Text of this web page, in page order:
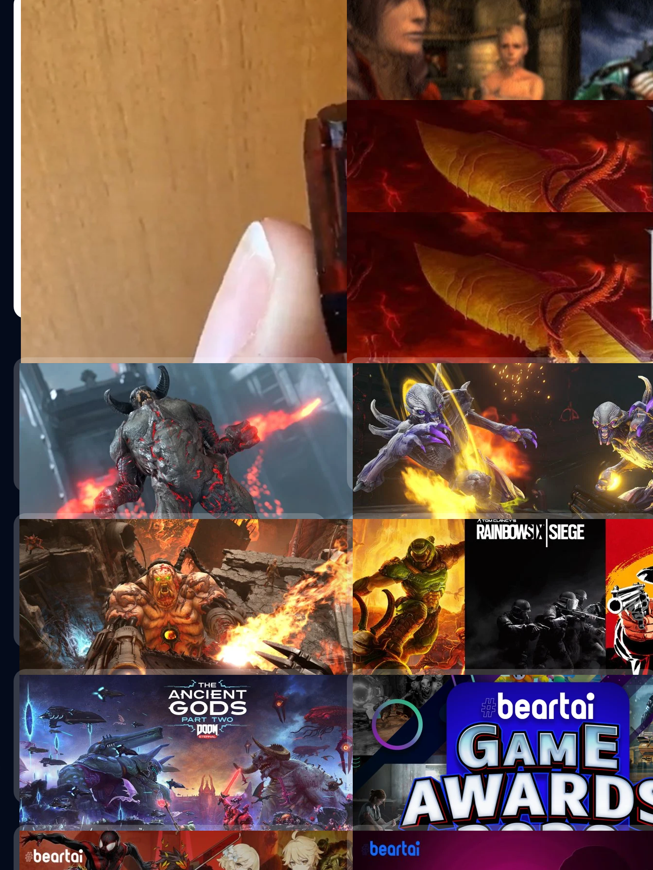
01/03/2023
วงศกร ปฐมชัยวัฒน์
รวมระบบเกมสุดแปลกเกินไปจนไม่ค่อยมีคนทำตาม
ไม่ใช่ไม่มีแต่มีคนเอามาใช้น้อยเพราะมันแปลกเกิน
Wiwat Kerdsomjit | 1347 days ago
Read More
สายสะสมเตรียมเฮเปิดตัว DOOM Eternal แบบตลับเกม
DOOM Eternal แบบตลับเกมสำหรับคอนโซล Nintendo Switch โดยตลับเกม DOOM Eternal จะวางขายใน
ราคา 59.99 เหรียญ
วงศกร ปฐมชัยวัฒน์ | 1522 days ago
เกม DOOM Eternal อัปเดตโหมดใหม่ฟรีบน Switch
DOOM Eternal มีวางจำหน่ายบน Nintendo Switch มานานกว่าหนึ่งปีแล้ว ที่เกมได้รับเสียงวิจารณ์ในแว่บวก
มากมาย และทางค่าย Bethesda ยังคงอัปเดตเนื้อหาใหม่ให้ทั้งแบบฟรี
วงศกร ปฐมชัยวัฒน์ | 1620 days ago
Read More
DOOM Eternal อัปเดตใหม่เพิ่มโหมด Horde
ผู้จัดจำหน่าย Bethesda Softworks และทีมพัฒนา id Software ได้ประกาศว่าจะปล่อยอัปเดตเวอร์ชัน 6.66
ให้กับเกม DOOM Eternal ในวันที่ 26 ตุลาคม 2021 พร้อมทั้งปล่อยตัวอย่างใหม่ออกมาให้ชมกัน อัปเดต
เวอร์ชัน 6.66 ของเกม DOOM Eternal จะเพิ่มโหมด Horde, BATTLEMODE 2.0 พร้อมด่านและรางวัลใหม่,
Master Level และอื่น ๆ DOOM Eternal วางจำหน่ายอย่างเป็นทางการแล้ววันนี้ บนแพลตฟอร์ม
PlayStation 5, Xbox Series X|S, PlayStation 4, Xbox One, Nintendo Switch, Google Stadia และ PC
(Steam และ Bethesda.net) อ้างอิง พิสูจน์อักษร :…
ศุภกร ประเสริฐศิลป์ | 1751 days ago
Read More
20/08/2021
DOOM Eternal เตรียมเปิดให้เล่นเนื้อหาเสริม The Ancient Gods – Part
Two บน Nintendo Switch
ผู้จัดจำหน่าย Bethesda Softworks และทีมพัฒนา id Software ได้ประกาศว่าจะเปิดให้เล่นเนื้อหาเสริม
The Ancient Gods - Part Two ของเกม DOOM Eternal เวอร์ชัน Nintendo Switch ในวันที่ 26 สิงหาคม
2021 The Ancient Gods - Part Two จะมีเรื่องราวเกิดขึ้นหลังจากผู้เล่นปฏิเสธพระเจ้าและปลุกปีศาจ
โบราณให้ตื่นขึ้น ผู้เล่นจะต้องรวบรวมกองทัพ Sentinel, ทำลายป้อมปราการสุดท้ายของนรก และเผชิญหน้า
กับ Dark Lord อ้างอิง พิสูจน์อักษร : สุชยา เกษจำรัส
ศุภกร ประเสริฐศิลป์| 1814 days ago
Read More
03/07/2021
id Software กำลังพัฒนาโหมด Horde แบบผู้เล่นคนเดียวของ DOOM
Eternal
ผู้จัดจำหน่าย Bethesda Softworks และทีมพัฒนา id Software ได้ประกาศว่ากำลังพัฒนาโหมด Horde
แบบผู้เล่นคนเดียวของเกม DOOM Eternal โดย มาร์ตี้ สตราตตัน (Marty Stratton) ผู้อำนวยการสร้างบอก
ว่า เนื่องจากการระบาดครั้งใหญ่ส่งผลกระทบต่อการพัฒนาโหมด Invasion ทีมงานจึงตัดสินใจเปลี่ยนไป
โฟกัสที่โหมด Horde แบบผู้เล่นคนเดียวและ BATTLEMODE แทน นอกจากนี้ id Software ยังบอกว่าจะเปิด
เผยข้อมูลเกี่ยวกับแพตช์ใหม่ของเกม DOOM Eternalในงาน QuakeCon 2021 ซึ่งจะจัดขึ้นในเดือนสิงหาคม
นี้ อ้างอิง พิสูจน์อักษร : สุชยา เกษจำรัส
ศุภกร ประเสริฐศิลป์| 1862 days ago
Read More
02/06/2021
Nvidia ประกาศ 3 เกมใหญ่ที่กำลังจะได้อัพเดต Ray Tracing และ DLSS
หลังจากที่ AMD ได้เปิดตัว FSR (FidelityFX Super Resolution) ออกมาก่อนหน้านี้ ทาง Nvidia ก็ไม่ได้นิ่ง
เฉยได้ทำการเปิดรายชื่อเกมที่จะได้รับการอัปเดตเพิ่ม Ray Tracing และ DLSS (Deep Learning Super
Sampling) ออกมาเพิ่ม 3 เกม เกมแรกคือเกม AAA จาก Rockstar ที่ออกมาล่าสุดอย่าง Red Dead
Redemption 2 ที่จะได้รับอัปเดตเพิ่ม DLSS เพื่อให้ผู้เล่นที่ไม่ได้มีเครื่องคอมพิวเตอร์ที่แรงมากได้รับเฟรม
เรตที่ดีขึ้น เกมที่ 2 คือ Rainbow Six: Siege เกม FPS ชื่อดังจาก Ubisoft ที่จะได้รับอัปเดท DLSS เข้ามา
โดยทั้ง 2 เกมนี้ยังไม่ได้มีระบุวันที่จะออกอัปเดตมา เกมสุดท้ายคือ Doom Eternal ที่จะได้รับอัปเดตทั้ง
DLSS…
ปรมัตถ์ วิไลสุขศรี | 1893 days ago
Read More
18/03/2021
DOOM Eternal เตรียมเปิดให้เล่นเนื้อหาเสริม The Ancient Gods – Part
Two ในวันนี้
ผู้จัดจำหน่าย Bethesda Softworks และทีมพัฒนา id Software ได้ประกาศว่าจะเปิดให้เล่นเนื้อหาเสริม
The Ancient Gods – Part Two ของเกม DOOM Eternal ในวันนี้ (18 มี.ค.) บนแพลตฟอร์ม PlayStation 4,
Xbox One, Google Stadia และ PC ในเนื้อหาเสริม The Ancient Gods – Part Two ผู้เล่นจะต้องรวบรวม
กองทัพ Sentinel, ฝ่าป้อมปราการ และเผชิญหน้ากับ Dark Lord โดยเนื้อหาเสริมนี้จะเพิ่มสถานที่ใหม่ ตั้งแต่
ซากปรักหักพังของฐาน Sentinel ไปจนถึงป้อมปราการสุดท้ายของ Dark Lord รวมถึงเพิ่มศัตรูใหม่อย่าง
Armored Baron, Stone Imp, Cursed Prowler และ…
ศุภกร ประเสริฐศิลป์| 1969 days ago
Read More
30/12/2020
#beartai GAME AWARDS 2020 แบไต๋ขอให้รางวัลเกมแห่งปี 2020 กับเข้า
บ้าง!
2020 เป็นอีกหนึ่งปีที่วงการเกมยังคงแข่งขันกันอย่างดุเดือดเลือดพล่าน ซึ่งในหลากหลายเกมที่ออกมาก็
แสดงให้เห็นถึงศักยภาพที่ยอดเยี่ยมชนิดที่ว่า Beartai คงไม่สามารถเพิกเฉยต่อเกมคุณภาพเหล่านั้นได้ (หรือ
บางเกมก็สมควรเอามาด่าซะหน่อยจะได้ตั้งใจสร้างเกมออกมาไม่สุกเอาเผากิน ฮึ้ย!) เราจึงขอเป็นอีกสื่อที่จะ
มอบรางวัลให้กับผลงานเกมต่าง ๆ ในปีนี้กับ Beartai Game Awards 2020 มากันครับว่าจะมีหัวข้อไหน และ
เกมใดที่เหมาะสมกับรางวัล! เกมแห่งปี - Ghost of Tsushima ควรค่าแก่การกล่าวถึง: The Last of Us Part
2 Ghost of Tsushima: เป็นเกมปิดท้าย Generation Console ยุคที่ 8 ได้อย่างสวยงาม Exclusive สำหรับ
Sony Playstation 4 ผลงานจากทีม Sucker Punch Productions ที่มีชื่อเสียงจากเกม Infamous ได้สร้าง
ประวัติศาสตร์ของญี่ปุ่นยุคคามากูระ โดยใช้ฉากหลังเป็นช่วงการรุกรานของมองโกลที่เกาะสึชิมะ โดยตัวเกม
นั้นมีกระแสตอบรับเป็นอย่างดี อีกทั้งตัวเกมยังได้รับคำชมจากนักพัฒนาเกมจากญี่ปุ่นว่า "ทีมงานมีความ
เป็นญี่ปุ่นมากกว่าเราเสียอีก" ตัวเกมนั้นประสบความสำเร็จอย่างงดงาม ทั้งในแง่ของรายได้และคำวิจารณ์
จากทั้งเหล่าผู้เล่น…
วรายุทธ เชิดศรีชูเกียรติ| 2047 days ago
Read More
Fall Guys: Ultimate Knockout เตรียมเพิ่มสกินใหม่ที่อาจจะมาจาก Doom